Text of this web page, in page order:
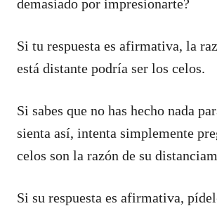
demasiado por impresionarte?
Si tu respuesta es afirmativa, la
está distante podría ser los celos.
Si sabes que no has hecho nada
sienta así, intenta simplemente
celos son la razón de su
Si su respuesta es afirmativa,